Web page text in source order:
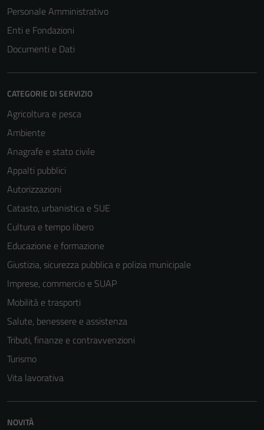
Personale Amministrativo
Enti e Fondazioni
Documenti e Dati
CATEGORIE DI SERVIZIO
Agricoltura e pesca
Ambiente
Anagrafe e stato civile
Appalti pubblici
Autorizzazioni
Catasto, urbanistica e SUE
Cultura e tempo libero
Educazione e formazione
Giustizia, sicurezza pubblica e polizia municipale
Imprese, commercio e SUAP
Mobilità e trasporti
Salute, benessere e assistenza
Tributi, finanze e contravvenzioni
Turismo
Vita lavorativa
NOVITÀ